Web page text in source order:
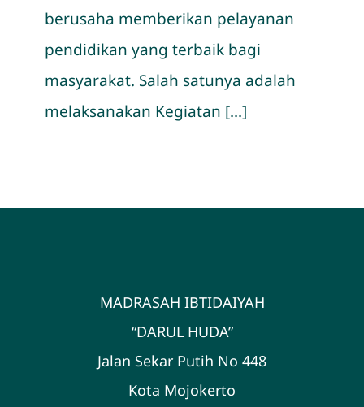
berusaha memberikan pelayanan
pendidikan yang terbaik bagi
masyarakat. Salah satunya adalah
melaksanakan Kegiatan [...]
MADRASAH IBTIDAIYAH
“DARUL HUDA”
Jalan Sekar Putih No 448
Kota Mojokerto